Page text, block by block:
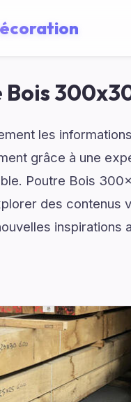
Bois
les
grâce à une
Poutre Bois
des contenus
inspirations